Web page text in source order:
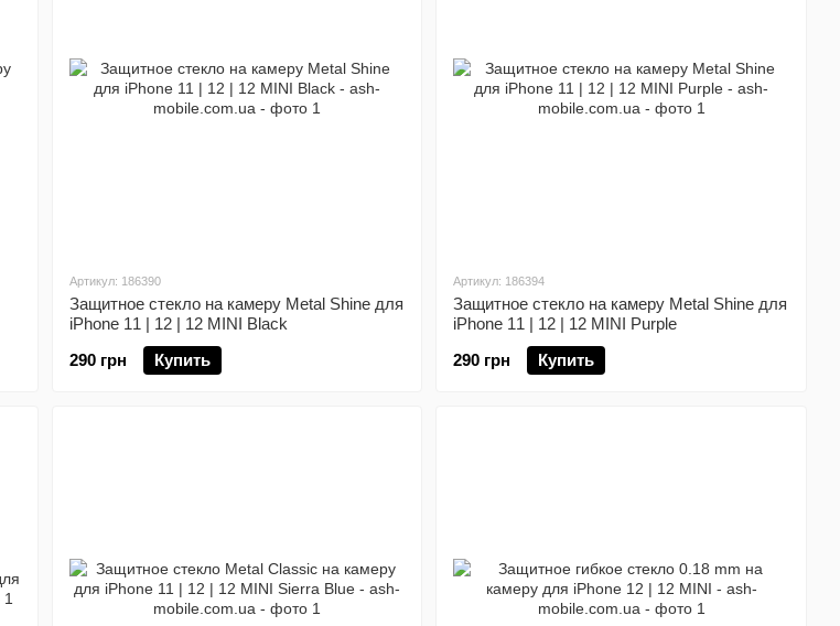
Артикул: 186390
Защитное стекло на камеру Metal Shine для
iPhone 11 | 12 | 12 MINI Black
290 грн
Купить
Артикул: 186394
Защитное стекло на камеру Metal Shine для
iPhone 11 | 12 | 12 MINI Purple
290 грн
Купить